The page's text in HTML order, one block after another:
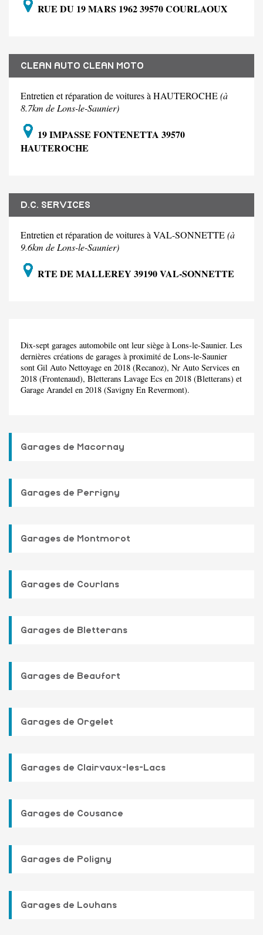
RUE DU 19 MARS 1962 39570 COURLAOUX
CLEAN AUTO CLEAN MOTO
Entretien et réparation de voitures à HAUTEROCHE(à
8.7km de Lons-le-Saunier)
19 IMPASSE FONTENETTA 39570
HAUTEROCHE
D.C. SERVICES
Entretien et réparation de voitures à VAL-SONNETTE(à
9.6km de Lons-le-Saunier)
RTE DE MALLEREY 39190 VAL-SONNETTE
Dix-sept garages automobile ont leur siège à Lons-le-Saunier. Les
dernières créations de garages à proximité de Lons-le-Saunier
sont Gil Auto Nettoyage en 2018 (Recanoz), Nr Auto Services en
2018 (Frontenaud), Bletterans Lavage Ecs en 2018 (Bletterans) et
Garage Arandel en 2018 (Savigny En Revermont).
Garages de Macornay
Garages de Perrigny
Garages de Montmorot
Garages de Courlans
Garages de Bletterans
Garages de Beaufort
Garages de Orgelet
Garages de Clairvaux-les-Lacs
Garages de Cousance
Garages de Poligny
Garages de Louhans